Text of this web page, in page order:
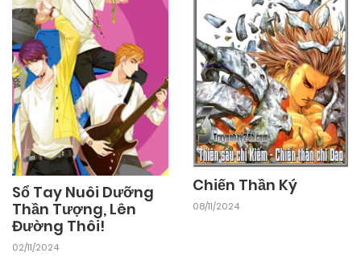
Chapter 31 03/11/2024
Chapter 30 03/11/2024
Chapter 29 03/11/2024
Chapter 28 03/11/2024
Chapter 27 03/11/2024
Sổ Tay Nuôi Dưỡng
Thần Tượng, Lên
Đường Thôi!
02/11/2024
Chiến Thần Ký
08/11/2024